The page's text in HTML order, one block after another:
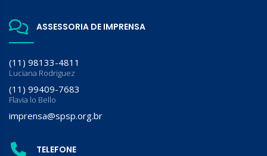
ASSESSORIA DE IMPRENSA
(11) 98133-4811
Luciana Rodriguez
(11) 99409-7683
Flavia lo Bello
imprensa@spsp.org.br
TELEFONE